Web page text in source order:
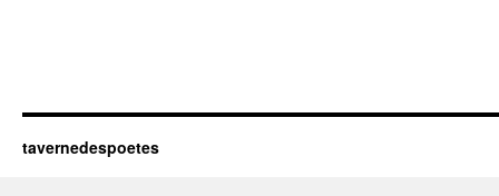
tavernedespoetes